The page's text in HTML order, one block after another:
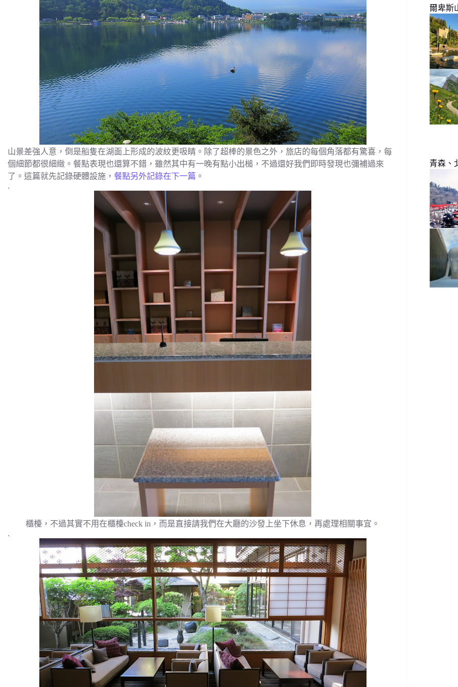
山景差強人意，倒是船隻在湖面上形成的波紋更吸睛。除了超棒的景色之外，旅店的每個角落都有驚喜，每
個細節都很細緻。餐點表現也還算不錯，雖然其中有一晚有點小出槌，不過還好我們即時發現也彌補過來
了。這篇就先記錄硬體設施， 餐點另外記錄在下一篇 。
.
櫃檯，不過其實不用在櫃檯check in，而是直接請我們在大廳的沙發上坐下休息，再處理相關事宜。
.
爾卑斯
青森、